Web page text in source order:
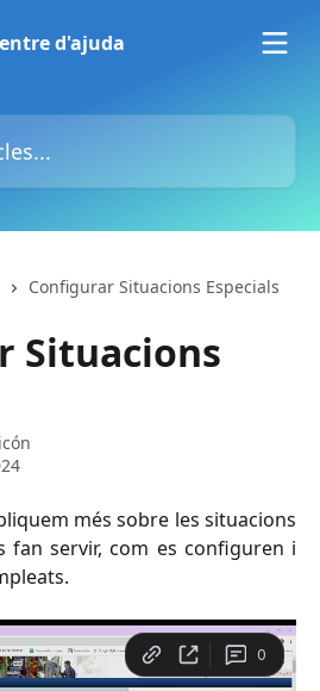
Configurar Situacions Especials
Situacions
més sobre les situacions
fan servir, com es configuren i